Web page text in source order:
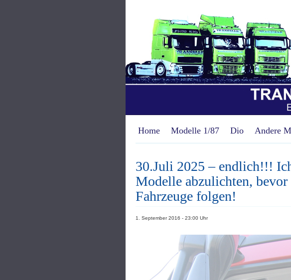
Home Modelle 1/87 Dio Andere
30.Juli 2025 – endlich!!!
Modelle abzulichten,
Fahrzeuge folgen!
1. September 2016 - 23:00 Uhr